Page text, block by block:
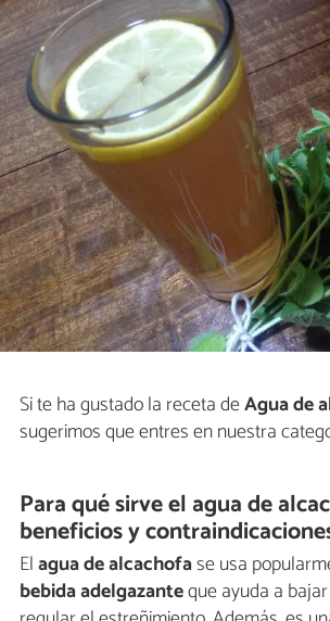
Si te ha gustado la receta deAgua de
sugerimos que entres en nuestra
Para qué sirve el agua de
beneficios y
Elagua de alcachofase usa
bebida adelgazanteque ayuda a